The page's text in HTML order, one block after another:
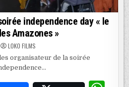
independence day « le
Amazones »
LOKO FILMS
organisateur de la soirée